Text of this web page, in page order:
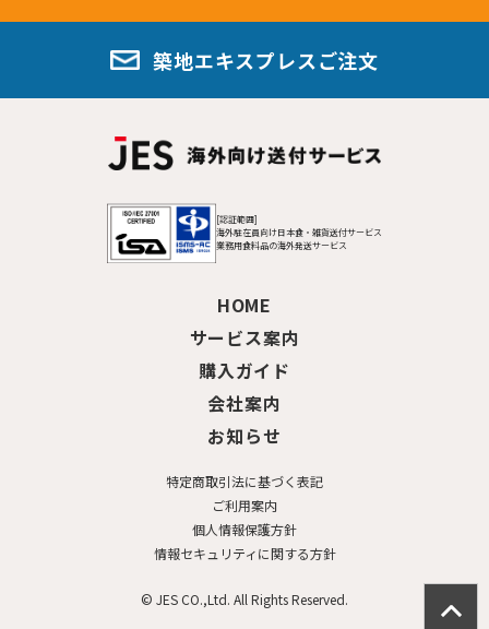
築地エキスプレスご注文
[認証範囲]
海外駐在員向け日本食・雑貨送付サービス
業務用食料品の海外発送サービス
HOME
サービス案内
購入ガイド
会社案内
お知らせ
特定商取引法に基づく表記
ご利用案内
個人情報保護方針
情報セキュリティに関する方針
© JES CO.,Ltd. All Rights Reserved.